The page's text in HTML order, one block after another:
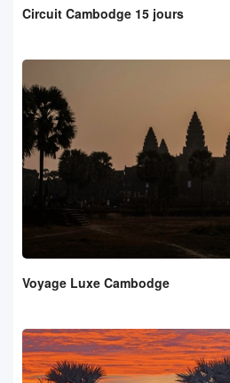
Circuit Cambodge 15 jours
Voyage Luxe Cambodge